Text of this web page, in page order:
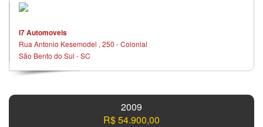
I7 Automoveis
Rua Antonio Kesemodel , 250 - Colonial
São Bento do Sul - SC
2009
R$ 54.900,00